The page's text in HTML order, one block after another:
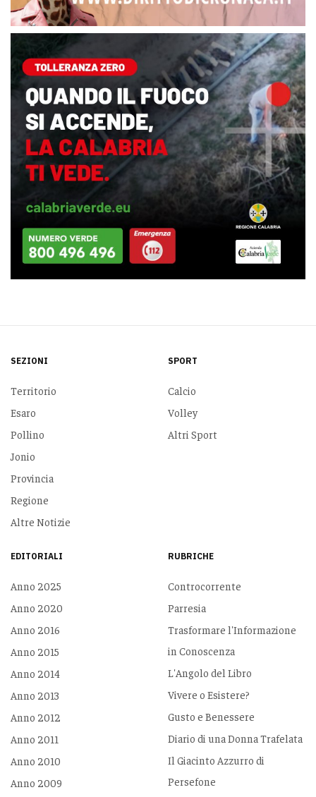
SEZIONI
Territorio
Esaro
Pollino
Jonio
Provincia
Regione
Altre Notizie
SPORT
Calcio
Volley
Altri Sport
EDITORIALI
Anno 2025
Anno 2020
Anno 2016
Anno 2015
Anno 2014
Anno 2013
Anno 2012
Anno 2011
Anno 2010
Anno 2009
RUBRICHE
Controcorrente
Parresia
Trasformare l'Informazione
in Conoscenza
L'Angolo del Libro
Vivere o Esistere?
Gusto e Benessere
Diario di una Donna Trafelata
Il Giacinto Azzurro di
Persefone